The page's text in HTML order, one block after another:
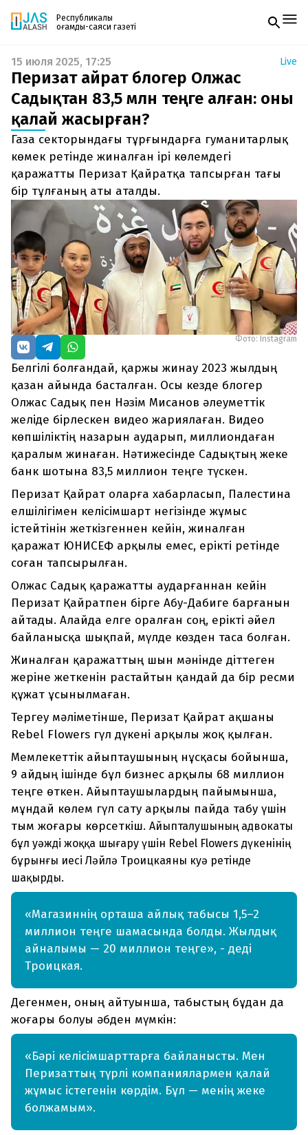
Республикалық
қоғамдық-саяси газеті
Жаңалықтар
Спорт
Live
Руханият
Аймақ
Архив
Заң және тәртіп
Редакциямен байланыс
+7 708 604 51 06
Жарнама бөлімі
+7 701 220 64 52
Пошта
zhasalash100@gmail.com
Газетке жазылу
PDF форматтағы газетті ай сайын электронды
поштаңызға алып отырыңыз. Жаңа нөмір
шыққан сәтте сізге бірден жіберіледі. Тек email
енгізіңіз, біз қалғанын өзіміз жібереміз.
15 июля 2025, 17:25 Live
Перизат Қайрат блогер Олжас
Садықтан 83,5 млн теңге алған: оны
қалай жасырған?
Газа секторындағы тұрғындарға гуманитарлық
көмек ретінде жиналған ірі көлемдегі
қаражатты Перизат Қайратқа тапсырған тағы
бір тұлғаның аты аталды.
Фото: Instagram
Белгілі болғандай, қаржы жинау 2023 жылдың
қазан айында басталған. Осы кезде блогер
Олжас Садық пен Нәзім Мисанов әлеуметтік
желіде бірлескен видео жариялаған. Видео
көпшіліктің назарын аударып, миллиондаған
қаралым жинаған. Нәтижесінде Садықтың жеке
банк шотына 83,5 миллион теңге түскен.
Перизат Қайрат оларға хабарласып, Палестина
елшілігімен келісімшарт негізінде жұмыс
істейтінін жеткізгеннен кейін, жиналған
қаражат ЮНИСЕФ арқылы емес, ерікті ретінде
соған тапсырылған.
Олжас Садық қаражатты аударғаннан кейін
Перизат Қайратпен бірге Абу-Дабиге барғанын
айтады. Алайда елге оралған соң, ерікті әйел
байланысқа шықпай, мүлде көзден таса болған.
Жиналған қаражаттың шын мәнінде діттеген
жеріне жеткенін растайтын қандай да бір ресми
құжат ұсынылмаған.
Тергеу мәліметінше, Перизат Қайрат ақшаны
Rebel Flowers гүл дүкені арқылы жоқ қылған.
Мемлекеттік айыптаушының нұсқасы бойынша,
9 айдың ішінде бұл бизнес арқылы 68 миллион
теңге өткен. Айыптаушылардың пайымынша,
мұндай көлем гүл сату арқылы пайда табу үшін
тым жоғары көрсеткіш. Айыпталушының адвокаты
бұл уәжді жоққа шығару үшін Rebel Flowers дүкенінің
бұрынғы иесі Ләйлә Троицкаяны куә ретінде
шақырды.
«Магазиннің орташа айлық табысы 1,5–2
миллион теңге шамасында болды. Жылдық
айналымы — 20 миллион теңге», - деді
Троицкая.
Дегенмен, оның айтуынша, табыстың бұдан да
жоғары болуы әбден мүмкін:
«Бәрі келісімшарттарға байланысты. Мен
Перизаттың түрлі компаниялармен қалай
жұмыс істегенін көрдім. Бұл — менің жеке
болжамым».